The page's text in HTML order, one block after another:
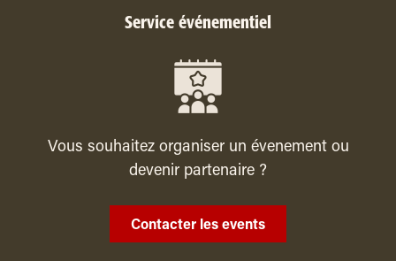
Service événementiel
Vous souhaitez organiser un évenement ou
devenir partenaire ?
Contacter les events